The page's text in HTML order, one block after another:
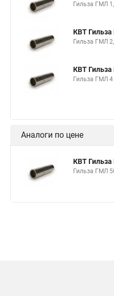
Гильза ГМЛ
КВТ
Гильза ГМЛ
КВТ
Гильза ГМЛ
Аналоги по цене
КВТ
Гильза ГМЛ